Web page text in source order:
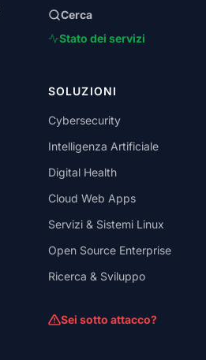
Cerca
Stato dei servizi
SOLUZIONI
Cybersecurity
Intelligenza Artificiale
Digital Health
Cloud Web Apps
Servizi & Sistemi Linux
Open Source Enterprise
Ricerca & Sviluppo
Sei sotto attacco?